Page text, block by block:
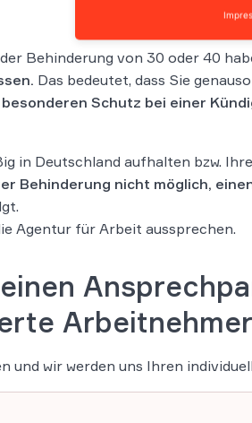
Behinderung von 30 oder 40
Das bedeutet, dass Sie
besonderen Schutz bei einer
in Deutschland aufhalten bzw.
Behinderung nicht möglich,
Agentur für Arbeit aussprechen.
und wir werden uns Ihren